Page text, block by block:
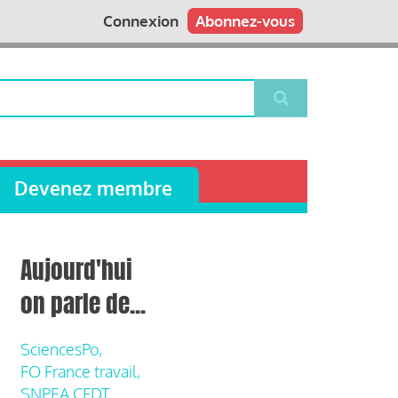
Abonnez-vous
Connexion
Devenez membre
Aujourd'hui
on parle de...
SciencesPo,
FO France travail,
SNPEA CFDT